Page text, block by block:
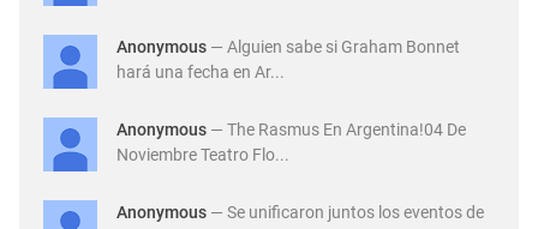
Anonymous — Alguien sabe si Graham Bonnet
hará una fecha en Ar...
Anonymous — The Rasmus En Argentina!04 De
Noviembre Teatro Flo...
Anonymous — Se unificaron juntos los eventos de